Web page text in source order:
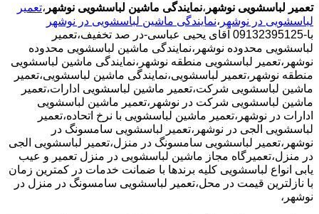
تعمیر لباسشویی نوشهر ،نمایندگی ماشین لباسشویی نوشهر ،تعمیر
لباسشویی در نوشهر ،نمایندگی ماشین لباسشویی در نوشهر
با-09132395125 آقای یحیی عباسی-در صد تخفیف،تعمیر
لباسشویی محدوده نوشهر،نمایندگی ماشین لباسشویی محدوده
نوشهر،تعمیر لباسشویی منطقه نوشهر،نمایندگی ماشین لباسشویی
منطقه نوشهر،تعمیر لباسشویی،نمایندگی ماشین لباسشویی،تعمیر
ماشین لباسشویی شرکت،تعمیر ماشین لباسشویی ادارات،تعمیر
ماشین لباسشویی شرکت در نوشهر،تعمیر ماشین لباسشویی
ادارات در نوشهر،تعمیر ماشین لباسشویی با نرخ اتحاده،تعمیر
لباسشویی الجی در نوشهر،تعمیر لباسشویی سامسونگ در
نوشهر،تعمیر لباسشویی سامسونگ در منزل،تعمیر لباسشویی الجی
در منزل،تعمیرگاه مجاز ماشین لباسشویی در منزل تعمیر و عیب
یابی انواع لباسشویی کلیه برندها با ضمانت خدمات در کمترین زمان
با نازلترین قیمت در محل،تعمیر لباسشویی سامسونگ در منزل در
نوشهر،